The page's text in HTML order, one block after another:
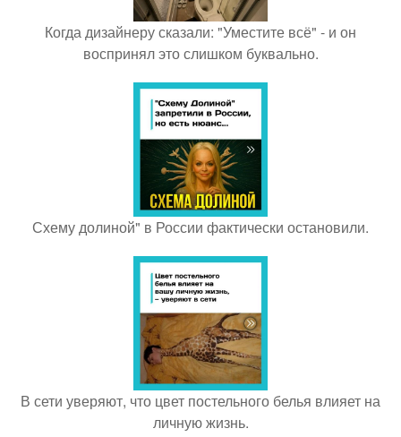
Когда дизайнеру сказали: "Уместите всё" - и он
воспринял это слишком буквально.
Схему долиной" в России фактически остановили.
В сети уверяют, что цвет постельного белья влияет на
личную жизнь.